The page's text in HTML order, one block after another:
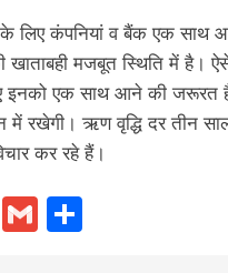
के लिए कंपनियां व बैंक एक साथ
खाताबही मजबूत स्थिति में है।
इनको एक साथ आने की जरूरत
में रखेगी। ऋण वृद्धि दर तीन
कर रहे हैं।
X Gmail